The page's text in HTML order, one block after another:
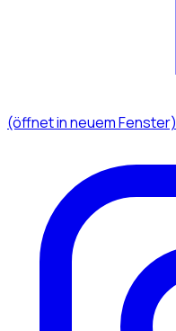
(öffnet in neuem Fenster)